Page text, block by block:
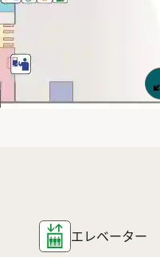
エレベーター